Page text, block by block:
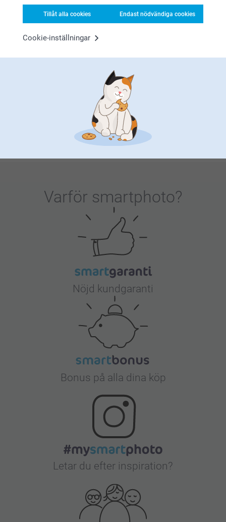
Tillåt alla cookies Endast nödvändiga cookies
Cookie-inställningar
som familjer värdesätter i många år.Gäster på babyshower
älskar att få personliga tackklistermärken som firar den
kommande ankomsten, medan födelsedagskalas blir extra
speciella med anpassade etiketter med foton eller namnet
på födelsedagsbarnet.
värdefulla deltagare på din speciella dag – inte bara
närvarande. Oavsett om det handlar om tacketiketter till
konfirmation med religiösa symboler eller lekfulla
klistermärken, skapar personliga gåvor en
sammanhållen känsla i firandet och får varje gäst att känna
sig personligt uppskattad. De fungerar som samtalsstartare
som sprider glädje och gemenskap och förvandlar enkla
tacksamhetsgester till kära minnen som påminner alla om
kärleken och lyckan som delades under ditt evenemang.
Varför smartphoto?
Nöjd kundgaranti
Bonus på alla dina köp
Letar du efter inspiration?